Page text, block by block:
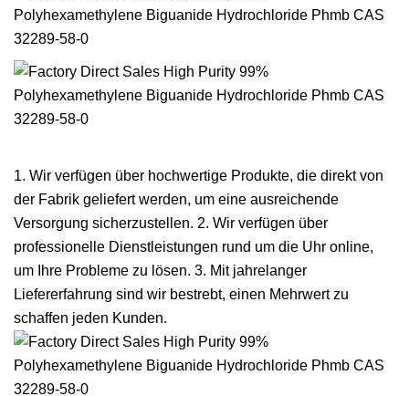
1. Wir verfügen über hochwertige Produkte, die direkt von
der Fabrik geliefert werden, um eine ausreichende
Versorgung sicherzustellen. 2. Wir verfügen über
professionelle Dienstleistungen rund um die Uhr online,
um Ihre Probleme zu lösen. 3. Mit jahrelanger
Liefererfahrung sind wir bestrebt, einen Mehrwert zu
schaffen jeden Kunden.